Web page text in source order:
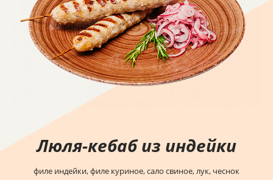
Люля-кебаб из индейки
филе индейки, филе куриное, сало свиное, лук, чеснок